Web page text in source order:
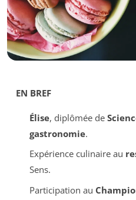
EN BREF
Élise, diplômée de
gastronomie.
Expérience culinaire au
Sens.
Participation au